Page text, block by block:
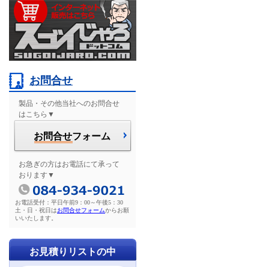
お問合せ
製品・その他当社へのお問合せ
はこちら▼
お問合せフォーム
お急ぎの方はお電話にて承って
おります▼
お電話受付：平日午前9：00～午後5：30
土・日・祝日はお問合せフォームからお願
いいたします。
お見積りリストの中